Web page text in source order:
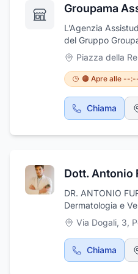
L’Agenzia
del Gruppo
a Cinquefrondi, in
Calabria, in
Gruppo
filiale italiana di
assicurativo e
europeo. Dopo
spa ha
Assicurazioni
cosa accada. La
realtà territoriale
sinergie che si
Assicurazioni spa
innovative nel
Piazza della
🟠 Apre alle --
Chiama
DR. ANTONIO
Dermatologia e
Via Dogali, 3,
Chiama